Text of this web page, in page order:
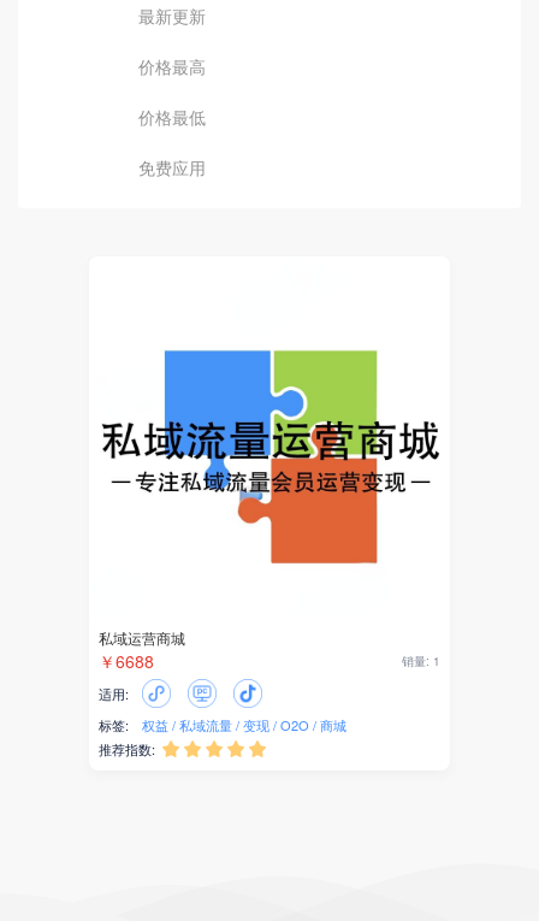
最新更新
价格最高
价格最低
免费应用
私域运营商城
￥6688 销量: 1
适用:
标签:
权益 私域流量 变现 O2O
商城
推荐指数:     